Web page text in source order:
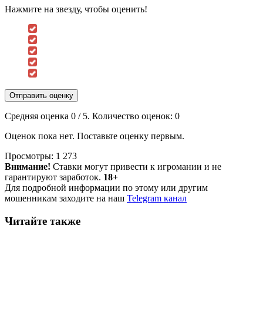
Нажмите на звезду, чтобы оценить!
Отправить оценку
Средняя оценка 0 / 5. Количество оценок: 0
Оценок пока нет. Поставьте оценку первым.
Просмотры: 1 273
Внимание! Ставки могут привести к игромании и не
гарантируют заработок. 18+
Для подробной информации по этому или другим
мошенникам заходите на наш Telegram канал
Читайте также